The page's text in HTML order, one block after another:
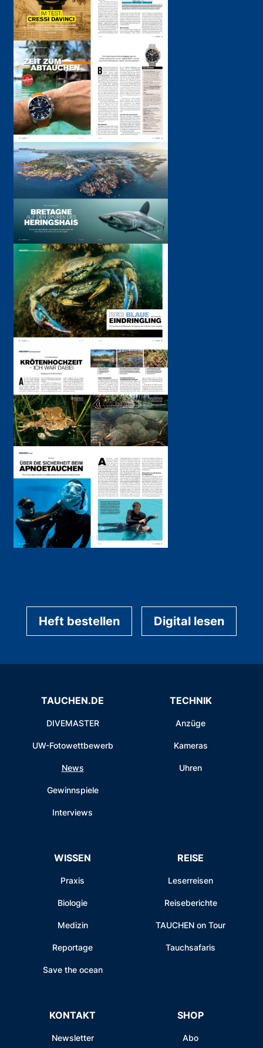
Heft bestellen Digital lesen
TAUCHEN.DE
DIVEMASTER
UW-Fotowettbewerb
News
Gewinnspiele
Interviews
TECHNIK
Anzüge
Kameras
Uhren
WISSEN
Praxis
Biologie
Medizin
Reportage
Save the ocean
REISE
Leserreisen
Reiseberichte
TAUCHEN on Tour
Tauchsafaris
KONTAKT
Newsletter
SHOP
Abo